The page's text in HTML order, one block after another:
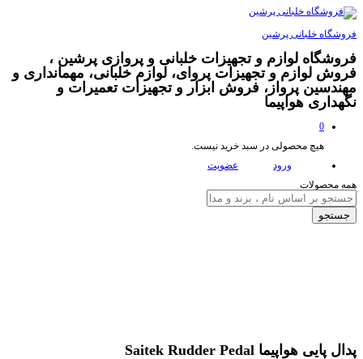
فروشگاه خلبانی پرشین
فروشگاه لوازم و تجهیزات خلبانی و پروازی پرشین ،
فروش لوازم و تجهیزات پروای، لوازم خلبانی، مهمانداری و
مهندسین پرواز، فروش ابزار و تجهیزات تعمیرات و
نگهداری هواپیما
0
هیچ محصولی در سبد خرید نیست.
ورود
عضویت
همه محصولات
جستجو
پدال پایی هواپیما Saitek Rudder Pedal